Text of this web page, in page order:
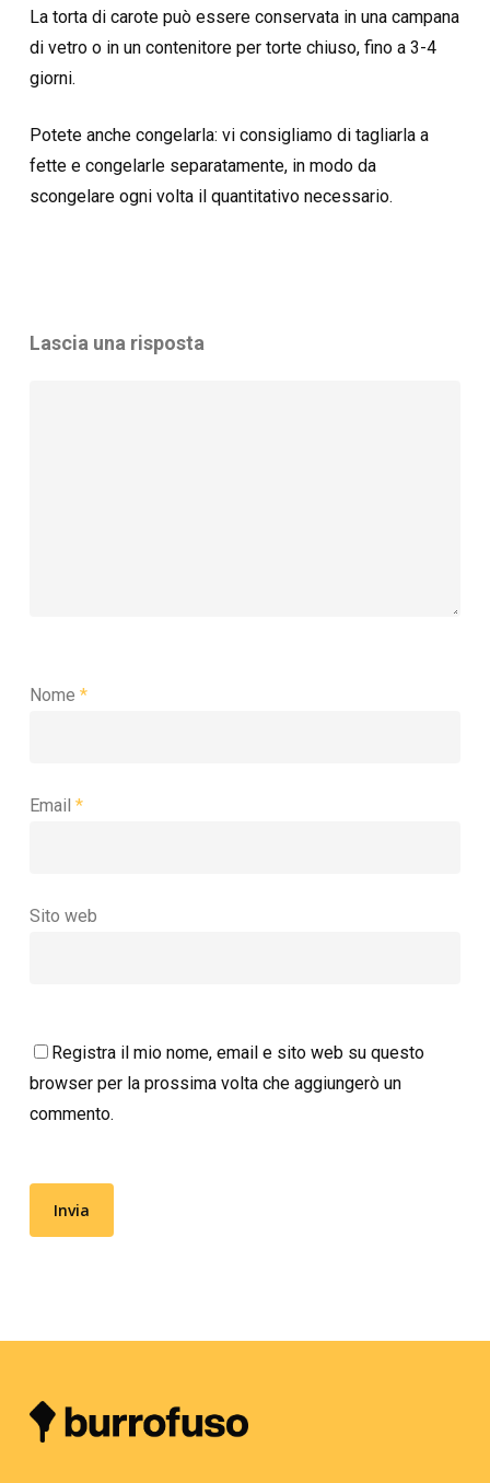
La torta di carote può essere conservata in una campana
di vetro o in un contenitore per torte chiuso, fino a 3-4
giorni.
Potete anche congelarla: vi consigliamo di tagliarla a
fette e congelarle separatamente, in modo da
scongelare ogni volta il quantitativo necessario.
Lascia una risposta
Nome *
Email *
Sito web
Registra il mio nome, email e sito web su questo
browser per la prossima volta che aggiungerò un
commento.